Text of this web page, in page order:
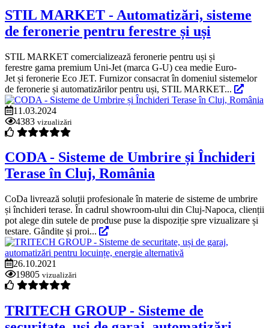
STIL MARKET - Automatizări, sisteme
de feronerie pentru ferestre și uși
STIL MARKET comercializează feronerie pentru uși și
ferestre gama premium Uni-Jet (marca G-U) cea medie Euro-
Jet și feronerie Eco JET. Furnizor consacrat în domeniul sistemelor
de feronerie și automatizărilor pentru uși, STIL MARKET...
11.03.2024
4383 vizualizări
CODA - Sisteme de Umbrire și Închideri
Terase în Cluj, România
CoDa livrează soluții profesionale în materie de sisteme de umbrire
și închideri terase. În cadrul showroom-ului din Cluj-Napoca, clienții
pot alege din sutele de produse puse la dispoziție spre vizualizare și
testare. Gândite și proi...
26.10.2021
19805 vizualizări
TRITECH GROUP - Sisteme de